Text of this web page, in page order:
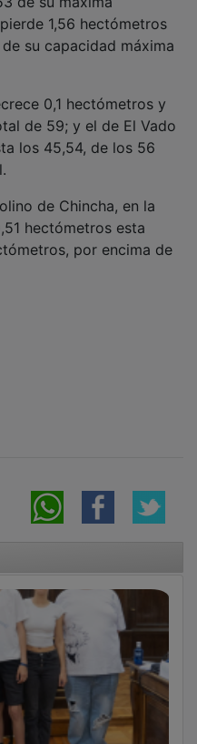
1,56 hectómetros
su capacidad máxima
de 59; y el de El Vado
los 45,54, de los 56
hectómetros esta
por encima de